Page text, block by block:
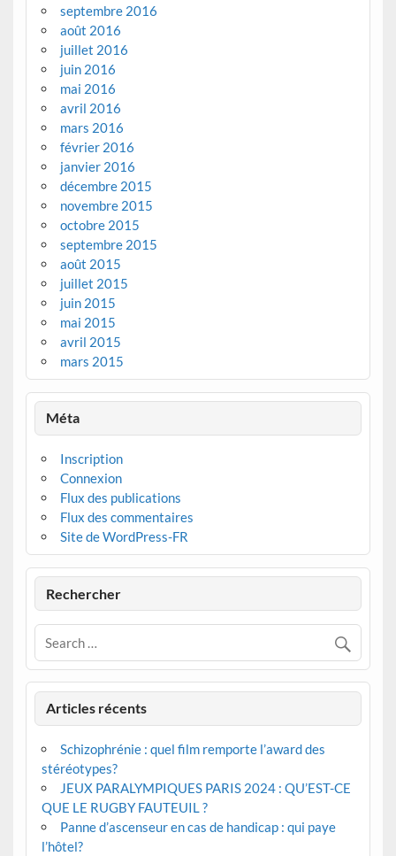
septembre 2016
août 2016
juillet 2016
juin 2016
mai 2016
avril 2016
mars 2016
février 2016
janvier 2016
décembre 2015
novembre 2015
octobre 2015
septembre 2015
août 2015
juillet 2015
juin 2015
mai 2015
avril 2015
mars 2015
Méta
Inscription
Connexion
Flux des publications
Flux des commentaires
Site de WordPress-FR
Rechercher
Articles récents
Schizophrénie : quel film remporte l’award des
stéréotypes?
JEUX PARALYMPIQUES PARIS 2024 : QU’EST-CE
QUE LE RUGBY FAUTEUIL ?
Panne d’ascenseur en cas de handicap : qui paye
l’hôtel?